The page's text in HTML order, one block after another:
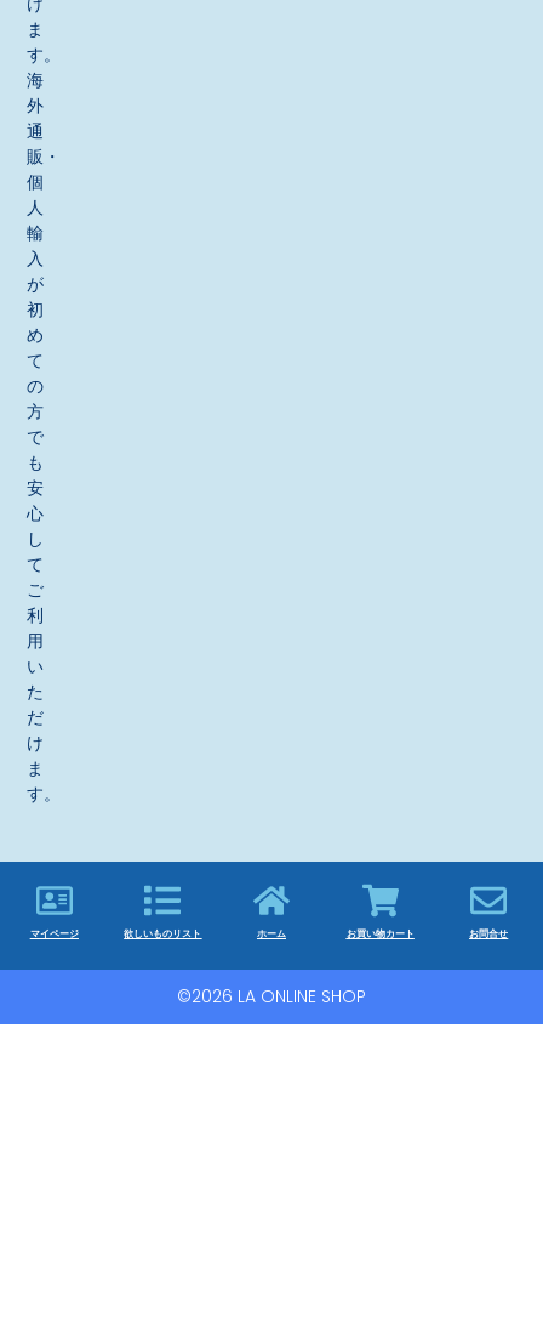
ま
す。
海
外
通
販・
個
人
輸
入
が
初
め
て
の
方
で
も
安
心
し
て
ご
利
用
い
た
だ
け
ま
す。
マイページ 欲しいものリスト ホーム お買い物カート お問合せ
©2026 LA ONLINE SHOP